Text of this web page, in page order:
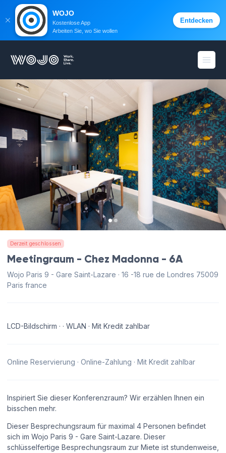
WOJO
Derzeit geschlossen
Meetingraum - Chez Madonna - 6A
Wojo Paris 9 - Gare Saint-Lazare · 16 -18 rue de Londres 75009
Paris france
LCD-Bildschirm · · WLAN · Mit Kredit zahlbar
Online Reservierung · Online-Zahlung · Mit Kredit zahlbar
Inspiriert Sie dieser Konferenzraum? Wir erzählen Ihnen ein
bisschen mehr.
Dieser Besprechungsraum für maximal 4 Personen befindet
sich im Wojo Paris 9 - Gare Saint-Lazare. Dieser
schlüsselfertige Besprechungsraum zur Miete ist stundenweise,
WOJO
Kostenlose App
Arbeiten Sie, wo Sie wollen
Entdecken